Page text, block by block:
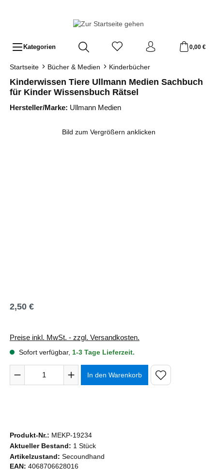
Kategorien 0,00 €
Startseite Bücher & Medien Kinderbücher
Kinderwissen Tiere Ullmann Medien Sachbuch
für Kinder Wissensbuch Rätsel
Hersteller/Marke: Ullmann Medien
Bild zum Vergrößern anklicken
Regulärer Preis:
2,50 €
Preise inkl. MwSt. - zzgl. Versandkosten.
Sofort verfügbar, 1-3 Tage Lieferzeit.
Produkt Anzahl: Gib den gewünschten Wert ein oder
In den Warenkorb
Produkt-Nr.: MEKP-19234
Aktueller Bestand: 1 Stück
Artikelzustand: Secoundhand
EAN: 4068706628016